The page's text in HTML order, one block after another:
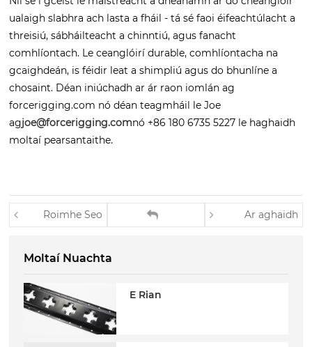
ualaigh slabhra ach lasta a fháil - tá sé faoi éifeachtúlacht a
threisiú, sábháilteacht a chinntiú, agus fanacht
comhlíontach. Le ceanglóirí durable, comhlíontacha na
gcaighdeán, is féidir leat a shimpliú agus do bhunlíne a
chosaint. Déan iniúchadh ar ár raon iomlán ag
forcerigging.com nó déan teagmháil le Joe
agjoe@forcerigging.comnó +86 180 6735 5227 le haghaidh
moltaí pearsantaithe.
Roimhe Seo Ar aghaidh
Moltaí Nuachta
E Rian